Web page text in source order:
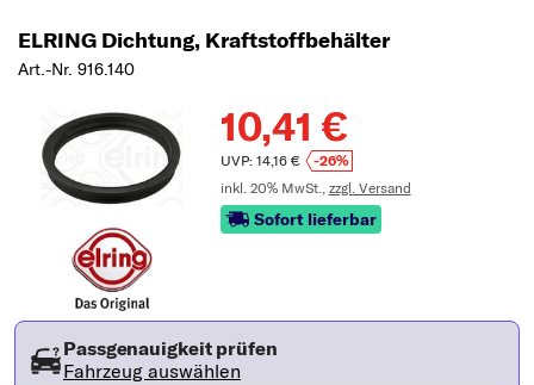
ELRING Dichtung, Kraftstoffbehälter
Art.-Nr. 916.140
10,41 €
UVP: 14,16 €
-26%
inkl. 20% MwSt., zzgl. Versand
Sofort lieferbar
Passgenauigkeit prüfen
Fahrzeug auswählen